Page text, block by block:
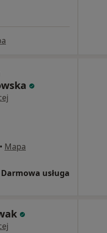
• Mapa
Darmowa usługa